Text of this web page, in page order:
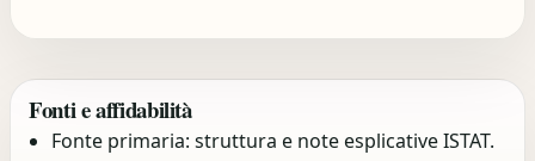
Fonti e affidabilità
Fonte primaria: struttura e note esplicative ISTAT.